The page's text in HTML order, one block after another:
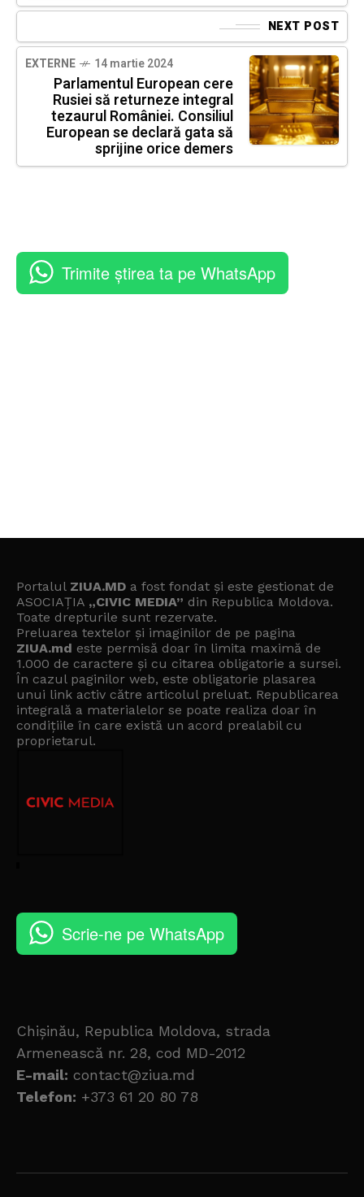
NEXT POST
EXTERNE 14 martie 2024
Parlamentul European cere
Rusiei să returneze integral
tezaurul României. Consiliul
European se declară gata să
sprijine orice demers
Trimite știrea ta pe WhatsApp
Portalul ZIUA.MD a fost fondat și este gestionat de
ASOCIAȚIA „CIVIC MEDIA” din Republica Moldova.
Toate drepturile sunt rezervate.
Preluarea textelor și imaginilor de pe pagina
ZIUA.md este permisă doar în limita maximă de
1.000 de caractere și cu citarea obligatorie a sursei.
În cazul paginilor web, este obligatorie plasarea
unui link activ către articolul preluat. Republicarea
integrală a materialelor se poate realiza doar în
condițiile în care există un acord prealabil cu
proprietarul.
Scrie-ne pe WhatsApp
Chișinău, Republica Moldova, strada
Armenească nr. 28, cod MD-2012
E-mail: contact@ziua.md
Telefon: +373 61 20 80 78